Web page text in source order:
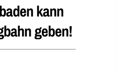
kann
geben!